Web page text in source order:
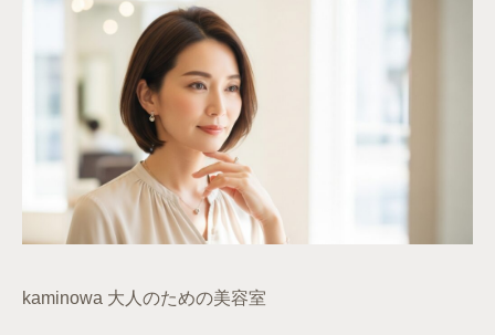
kaminowa 大人のための美容室